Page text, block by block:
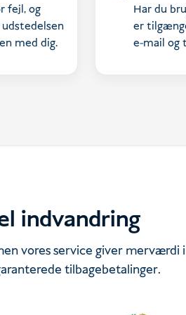
fejl, og
med dig.
Har du
er
e-mail og
indvandring
vores service giver merværdi i
tilbagebetalinger.